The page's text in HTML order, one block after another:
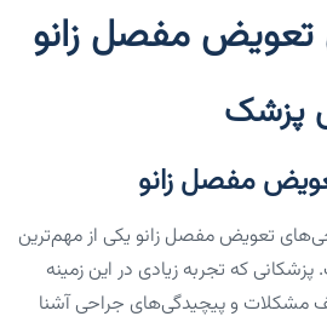
مفصل زانو
پزشک
مفصل زانو
تعویض مفصل زانو یکی از مهم‌ترین
که تجربه زیادی در این زمینه
مشکلات و پیچیدگی‌های جراحی آشنا